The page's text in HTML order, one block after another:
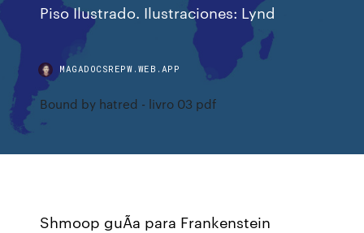
Piso Ilustrado. Ilustraciones: Lynd
MAGADOCSREPW.WEB.APP
Bound by hatred - livro 03 pdf
Shmoop guÃ­a para Frankenstein